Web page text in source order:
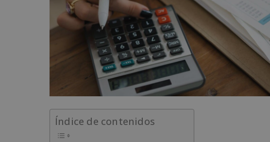
Índice de contenidos